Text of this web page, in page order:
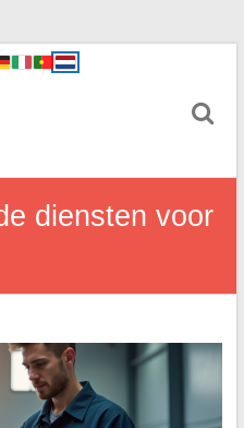
diensten voor